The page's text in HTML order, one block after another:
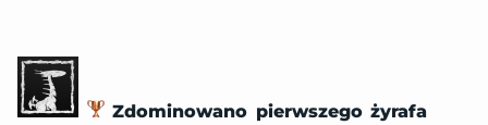
Zdominowano pierwszego żyrafa